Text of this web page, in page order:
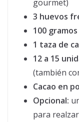
gourmet)
3 huevos
100
1 taza de
12 a 15
(también
Cacao en
Opcional:
para